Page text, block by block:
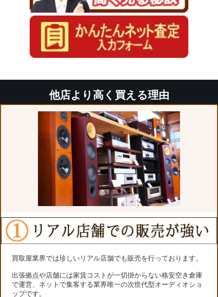
他店より高く買える理由
買取屋業界では珍しいリアル店舗でも販売を行っております。
出張拠点や店舗には家賃コストが一切掛からない格安空き倉庫
で運営、ネットで集客する業界唯一の次世代型オーディオショ
ップです。